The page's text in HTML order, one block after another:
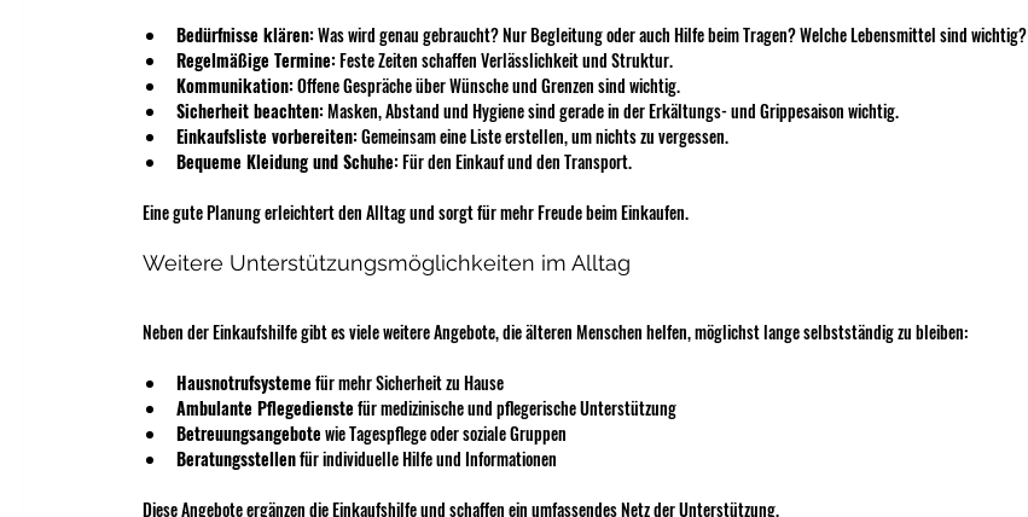
Bedürfnisse klären: Was wird genau gebraucht? Nur Begleitung oder auch Hilfe beim Tragen? Welche Lebensmittel sind wichtig?
Regelmäßige Termine: Feste Zeiten schaffen Verlässlichkeit und Struktur.
Kommunikation: Offene Gespräche über Wünsche und Grenzen sind wichtig.
Sicherheit beachten: Masken, Abstand und Hygiene sind gerade in der Erkältungs- und Grippesaison wichtig.
Einkaufsliste vorbereiten: Gemeinsam eine Liste erstellen, um nichts zu vergessen.
Bequeme Kleidung und Schuhe: Für den Einkauf und den Transport.
Eine gute Planung erleichtert den Alltag und sorgt für mehr Freude beim Einkaufen.
Weitere Unterstützungsmöglichkeiten im Alltag
Neben der Einkaufshilfe gibt es viele weitere Angebote, die älteren Menschen helfen, möglichst lange selbstständig zu bleiben:
Hausnotrufsysteme für mehr Sicherheit zu Hause
Ambulante Pflegedienste für medizinische und pflegerische Unterstützung
Betreuungsangebote wie Tagespflege oder soziale Gruppen
Beratungsstellen für individuelle Hilfe und Informationen
Diese Angebote ergänzen die Einkaufshilfe und schaffen ein umfassendes Netz der Unterstützung.